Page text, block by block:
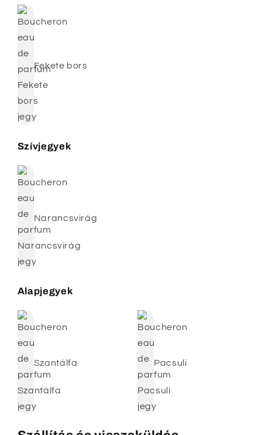
Fekete bors
Szívjegyek
Narancsvirág
Alapjegyek
Szantálfa Pacsuli